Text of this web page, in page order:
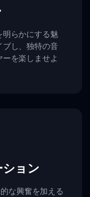
らかにする魅
ブし、独特の音
を楽しませよ
ョン
な興奮を加える